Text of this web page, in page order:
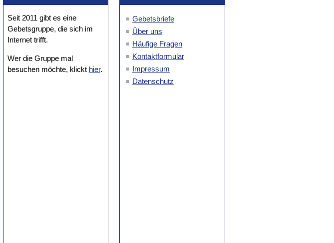
Seit 2011 gibt es eine
Gebetsgruppe, die sich im
Internet trifft.
Wer die Gruppe mal
besuchen möchte, klickt hier.
Gebetsbriefe
Über uns
Häufige Fragen
Kontaktformular
Impressum
Datenschutz